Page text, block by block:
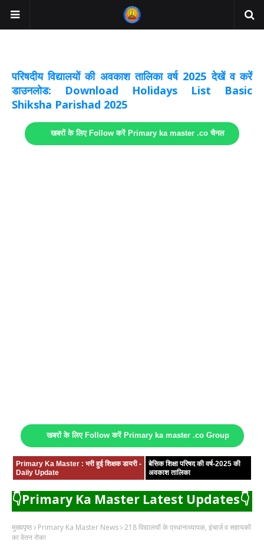
परिषदीय विद्यालयों की अवकाश तालिका वर्ष 2025 देखें व करें
डाउनलोड: Download Holidays List Basic
Shiksha Parishad 2025
खबरों के लिए Follow करें Primary ka master .co चैनल
खबरों के लिए Follow करें Primary ka master .co Group
Primary Ka Master : भरी हुई शिक्षक डायरी -
Daily Update
बेसिक शिक्षा परिषद की वर्ष-2025 की
अवकाश तालिका
👇Primary Ka Master Latest Updates👇
मुख्यपृष्ठ Primary Ka Master News 218 विद्यालयों के प्रधानाध्यापक, इंचार्ज व सहायकों
का वेतन रोका